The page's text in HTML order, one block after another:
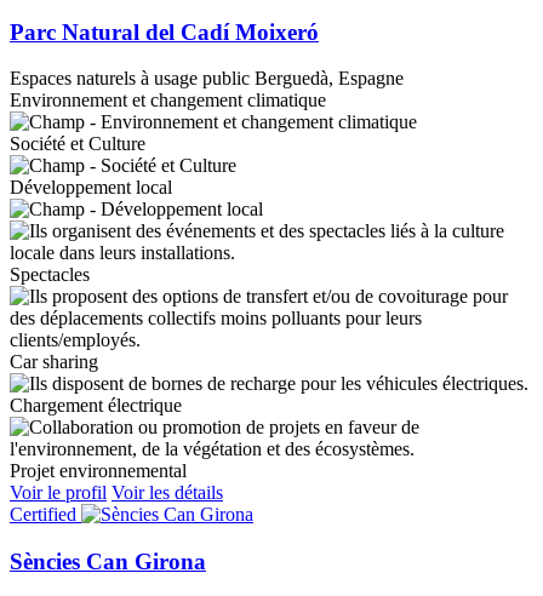
Parc Natural del Cadí Moixeró
Espaces naturels à usage public Berguedà, Espagne
Environnement et changement climatique
Société et Culture
Développement local
Spectacles
Car sharing
Chargement électrique
Projet environnemental
Voir le profil Voir les détails
Certified
Sències Can Girona